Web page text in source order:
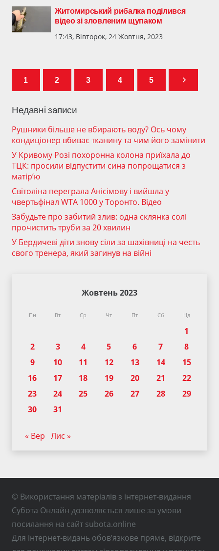
Житомирський рибалка поділився
відео зі зловленим щупаком
17:43, Вівторок, 24 Жовтня, 2023
1 2 3 4 5
Недавні записи
Рушники більше не вбирають воду? Ось чому
кондиціонер вбиває тканину та чим його замінити
У Кривому Розі похоронна колона приїхала до
ТЦК: просили відпустити сина попрощатися з
матір’ю
Світоліна переграла Анісімову і вийшла у
чвертьфінал WTA 1000 у Торонто. Відео
Забудьте про забитий злив: одна склянка солі
прочистить труби за 20 хвилин
У Бердичеві діти знову сіли за шахівниці на честь
свого тренера, який загинув на війні
Жовтень 2023
Пн Вт Ср Чт Пт Сб Нд
1
2
3 4 5 6 7
8
9
10 11 12 13 14
15
16
17 18 19 20 21
22
23
24 25 26 27 28
29
30
31
« Вер Лис »
© Використання матеріалів з інтернет-видання
Субота Онлайн дозволяється лише за умови
посилання на сайт subota.online
Для інтернет-видань обов’язкове пряме, відкрите